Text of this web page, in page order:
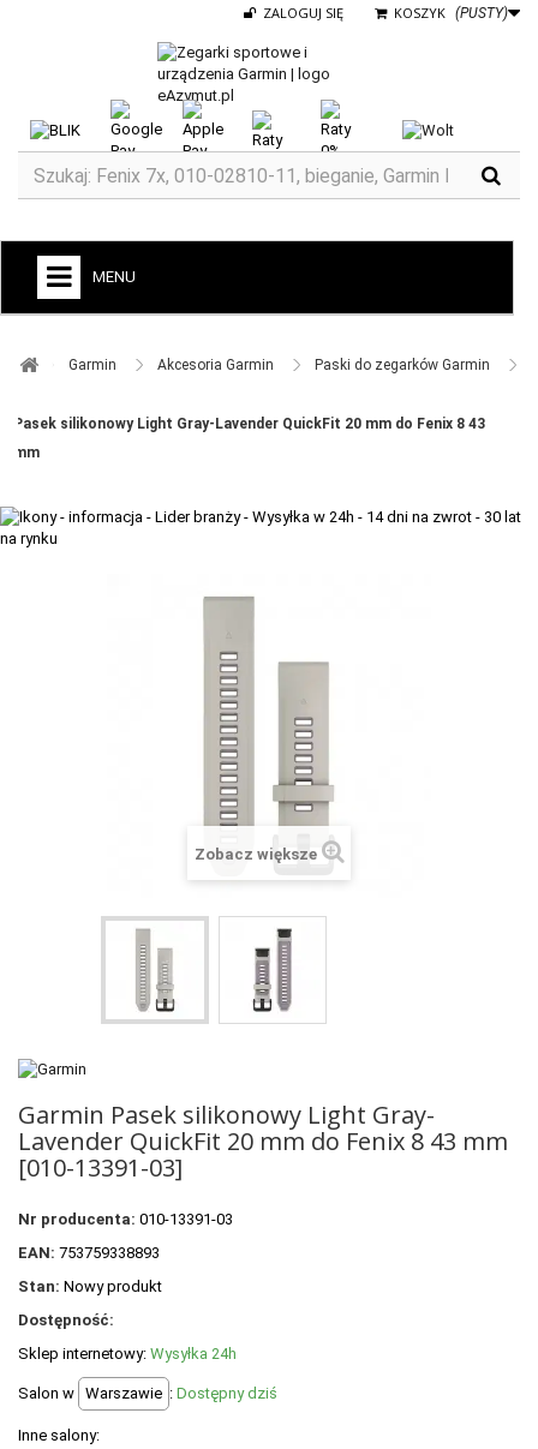
KOSZYK (PUSTY)
ZALOGUJ SIĘ
MENU
ZEGARKI DLA DZIECI GARMIN
ELITE
OBAKU DENMARK ZEGARKI
POLECANE PRODUKTY
+
WYPRZEDAŻ
Garmin ​ Akcesoria Garmin ​ Paski do zegarków Garmin ​
Pasek silikonowy Light Gray-Lavender QuickFit 20 mm do Fenix 8 43
mm
Zobacz większe
Garmin Pasek silikonowy Light Gray-
Lavender QuickFit 20 mm do Fenix 8 43 mm
[010-13391-03]
Nr producenta: 010-13391-03
EAN: 753759338893
Stan: Nowy produkt
Dostępność:
Sklep internetowy: Wysyłka 24h
Salon w Warszawie : Dostępny dziś
Inne salony: